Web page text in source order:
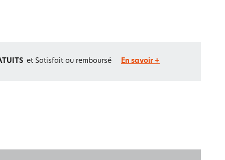
et Satisfait ou remboursé En savoir +